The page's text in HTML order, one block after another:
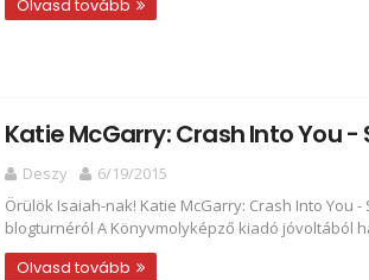
Olvasd tovább
Katie McGarry: Crash Into You
Deszy
6/19/2015
Örülök Isaiah-nak! Katie McGarry: Crash Into You -
blogturnéról A Könyvmolyképző kiadó jóvoltából
Olvasd tovább